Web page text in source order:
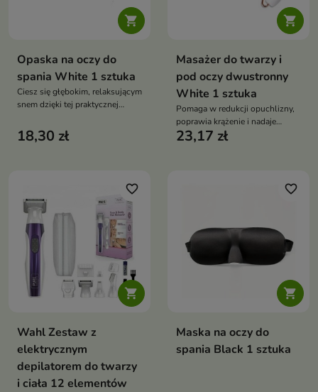

Opaska na oczy do
spania White 1 sztuka
Ciesz się głębokim, relaksującym
snem dzięki tej praktycznej
18,30 zł

Masażer do twarzy i
pod oczy dwustronny
White 1 sztuka
Pomaga w redukcji opuchlizny,
poprawia krążenie i nadaje
skórze zdrowy blask
23,17 zł

favorite_border
Wahl Zestaw z
elektrycznym
depilatorem do twarzy
i ciała 12 elementów

favorite_border
Maska na oczy do
spania Black 1 sztuka